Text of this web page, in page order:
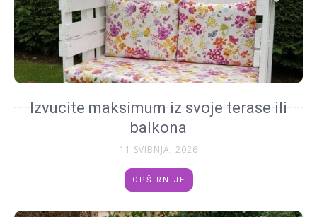
Izvucite maksimum iz svoje terase ili
balkona
11 SVIBNJA, 2026
OPŠIRNIJE